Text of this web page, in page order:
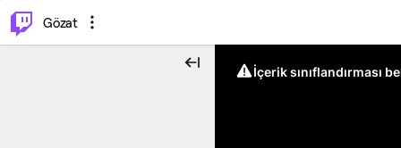
Gözat
İçerik sınıflandırması